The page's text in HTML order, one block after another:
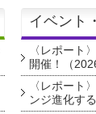
イベント
〈レポート
開催！（
〈レポート
ンジ進化す